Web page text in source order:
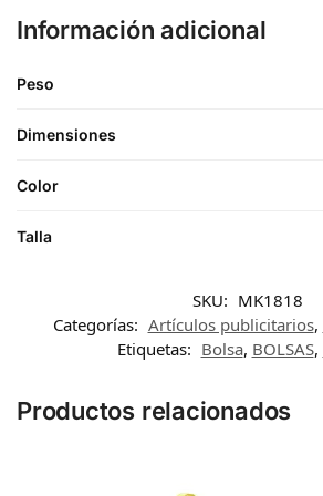
Información adicional
Peso
Dimensiones
Color
Talla
SKU: MK1818
Categorías: Artículos publicitarios,
Etiquetas: Bolsa, BOLSAS,
Productos relacionados